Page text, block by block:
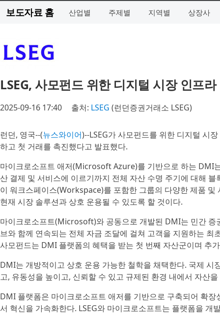
보도자료 홈 산업별 주제별 지역별 상장사
LSEG, 사모펀드 위한 디지털 시장 인프
2025-09-16 17:40 출처: LSEG (런던증권거래소 LSEG)
런던, 영국--(뉴스와이어)--LSEG가 사모펀드를 위한 디지털
하고 첫 거래를 촉진했다고 발표했다.
마이크로소프트 애저(Microsoft Azure)를 기반으로 하는 DMI
산 결제 및 서비스에 이르기까지 전체 자산 수명 주기에 대해
이 워크스페이스(Workspace)를 포함한 그룹의 다양한 제품
현재 시장 솔루션과 상호 운용될 수 있도록 할 것이다.
마이크로소프트(Microsoft)와 공동으로 개발된 DMI는 민간
브와 함께 연속되는 전체 자금 조달에 걸쳐 고객을 지원하는
사모펀드는 DMI 플랫폼의 혜택을 받는 첫 번째 자산군이며 추
DMI는 개방적이고 상호 운용 가능한 철학을 채택한다. 국제
고, 유동성을 높이고, 신뢰할 수 있고 규제된 환경 내에서 자산
DMI 플랫폼은 마이크로소프트 애저를 기반으로 구축되어 확
서 혁신을 가속화한다. LSEG와 마이크로소프트는 플랫폼을 개